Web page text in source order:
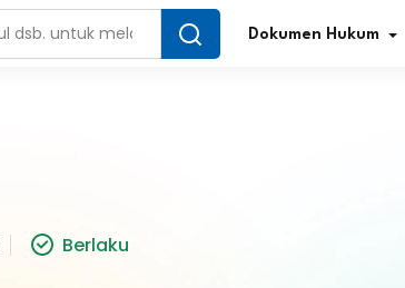
Dokumen Hukum
Simplifikasi Regulasi
Berlaku